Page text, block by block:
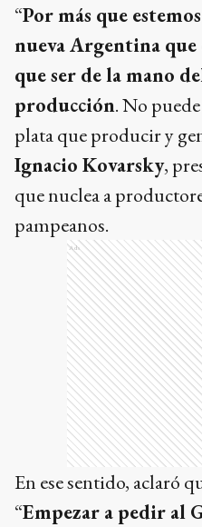
“Por más que
nueva Argentina
que ser de la mano
producción. No
plata que producir y
Ignacio Kovarsky,
que nuclea a
pampeanos.
Ads
En ese sentido, aclaró
“Empezar a pedir al